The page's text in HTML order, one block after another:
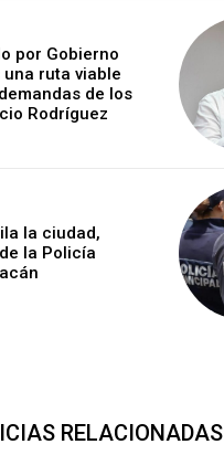
por Gobierno
una ruta viable
de los
Rodríguez
la ciudad,
la Policía
RELACIONADAS